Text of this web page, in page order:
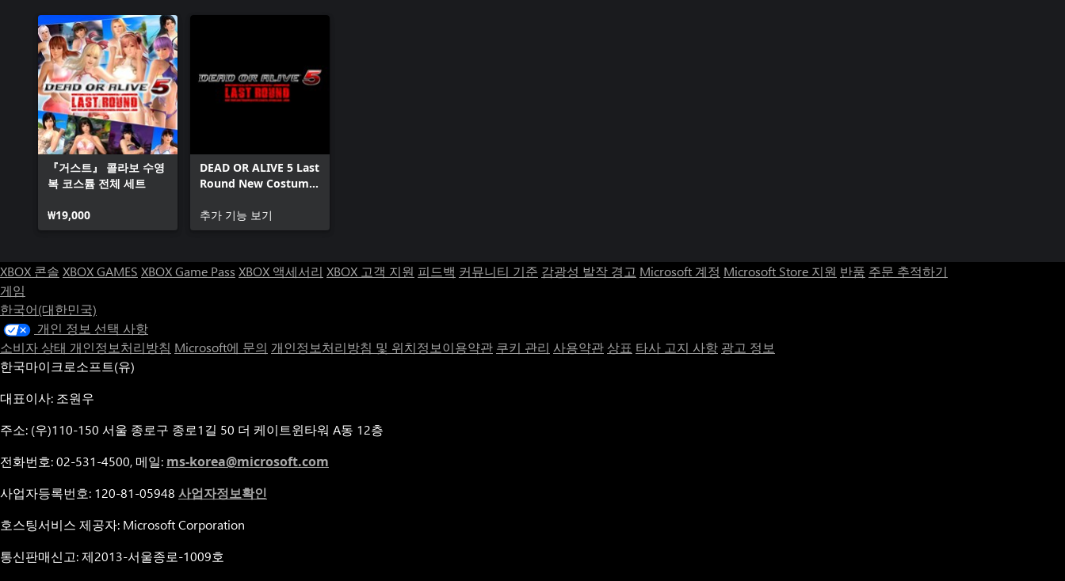
『거스트』 콜라보 수영
복 코스튬 전체 세트
₩19,000
DEAD OR ALIVE 5 Last
Round New Costume
추가 기능 보기
XBOX 콘솔 XBOX GAMES XBOX Game Pass XBOX 액세서리 XBOX 고객 지원 피드백 커뮤니티 기준 감광성 발작 경고 Microsoft 계정 Microsoft Store 지원 반품 주문 추적하기
게임
한국어(대한민국)
개인 정보 선택 사항
소비자 상태 개인정보처리방침 Microsoft에 문의 개인정보처리방침 및 위치정보이용약관 쿠키 관리 사용약관 상표 타사 고지 사항 광고 정보
한국마이크로소프트(유)
대표이사: 조원우
주소: (우)110-150 서울 종로구 종로1길 50 더 케이트윈타워 A동 12층
전화번호: 02-531-4500, 메일: ms-korea@microsoft.com
사업자등록번호: 120-81-05948 사업자정보확인
호스팅서비스 제공자: Microsoft Corporation
통신판매신고: 제2013-서울종로-1009호